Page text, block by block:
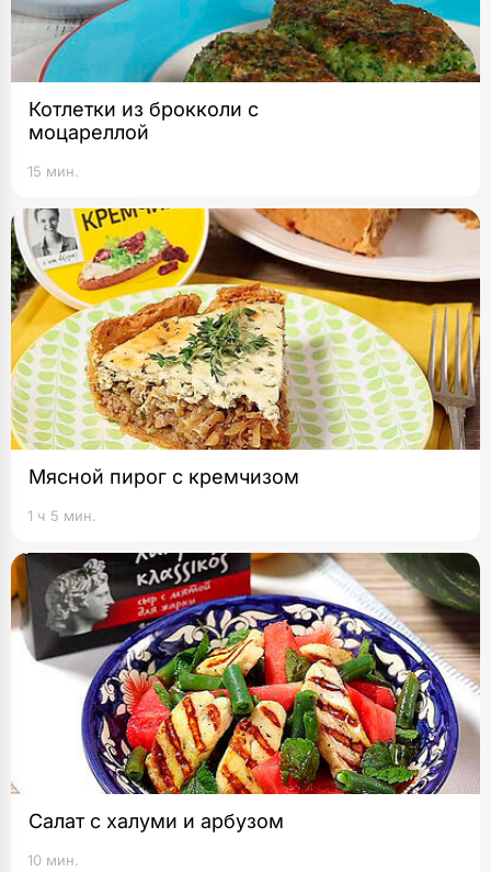
Котлетки из брокколи с
моцареллой
15 мин.
Мясной пирог с кремчизом
1 ч 5 мин.
Салат с халуми и арбузом
10 мин.